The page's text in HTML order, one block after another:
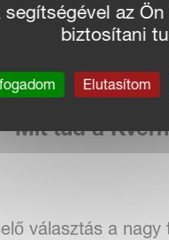
haladási
Mit tud a
választás a
az
biztosítani
Elutasítom